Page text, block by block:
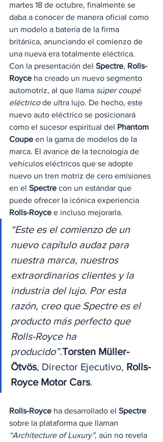
martes 18 de octubre, finalmente se
daba a conocer de manera oficial como
un modelo a batería de la firma
británica, anunciando el comienzo de
una nueva era totalmente eléctrica.
Con la presentación del Spectre, Rolls-
Royce ha creado un nuevo segmento
automotriz, al que llama súper coupé
eléctrico de ultra lujo. De hecho, este
nuevo auto eléctrico se posicionará
como el sucesor espiritual del Phantom
Coupe en la gama de modelos de la
marca. El avance de la tecnología de
vehículos eléctricos que se adopte
nuevo un tren motriz de cero emisiones
en el Spectre con un estándar que
puede ofrecer la icónica experiencia
Rolls-Royce e incluso mejorarla.
“Este es el comienzo de un
nuevo capítulo audaz para
nuestra marca, nuestros
extraordinarios clientes y la
industria del lujo. Por esta
razón, creo que Spectre es el
producto más perfecto que
Rolls-Royce ha
producido”.Torsten Müller-
Ötvös, Director Ejecutivo, Rolls-
Royce Motor Cars.
Rolls-Royce ha desarrollado el Spectre
sobre la plataforma que llaman
“Architecture of Luxury”, aún no revela